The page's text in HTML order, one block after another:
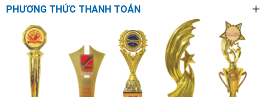
PHƯƠNG THỨC THANH TOÁN